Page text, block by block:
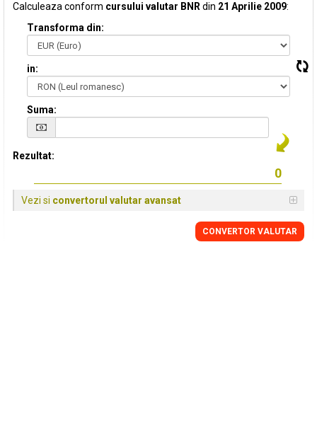
Calculeaza conform cursului valutar BNR din 21 Aprilie 2009:
Transforma din:
in:
Suma:
Rezultat:
Vezi si convertorul valutar avansat
CONVERTOR VALUTAR